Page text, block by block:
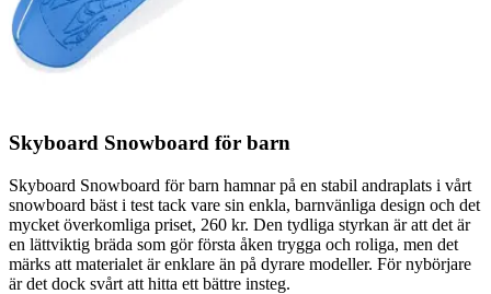
Skyboard Snowboard för barn
Skyboard Snowboard för barn hamnar på en stabil andraplats i vårt
snowboard bäst i test tack vare sin enkla, barnvänliga design och det
mycket överkomliga priset, 260 kr. Den tydliga styrkan är att det är
en lättviktig bräda som gör första åken trygga och roliga, men det
märks att materialet är enklare än på dyrare modeller. För nybörjare
är det dock svårt att hitta ett bättre insteg.